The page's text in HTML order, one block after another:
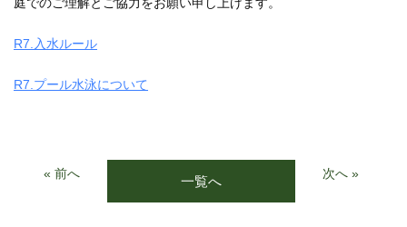
庭でのご理解とご協力をお願い申し上げます。
R7.入水ルール
R7.プール水泳について
« 前へ 一覧へ 次へ »